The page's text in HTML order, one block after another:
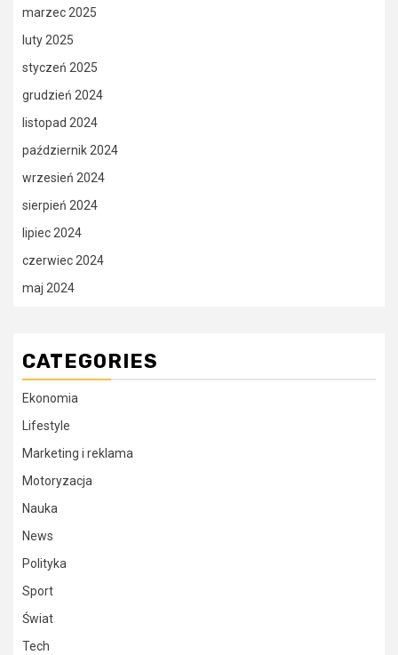
marzec 2025
luty 2025
styczeń 2025
grudzień 2024
listopad 2024
październik 2024
wrzesień 2024
sierpień 2024
lipiec 2024
czerwiec 2024
maj 2024
CATEGORIES
Ekonomia
Lifestyle
Marketing i reklama
Motoryzacja
Nauka
News
Polityka
Sport
Świat
Tech